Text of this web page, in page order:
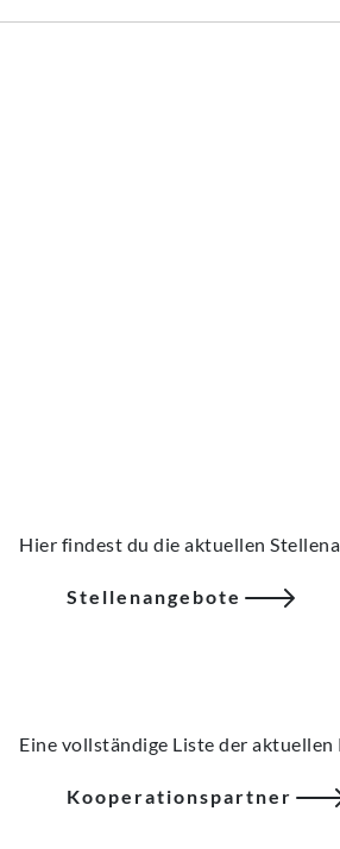
Hier findest du die aktuellen
Stellenangebote
Eine vollständige Liste der
Kooperationspartner